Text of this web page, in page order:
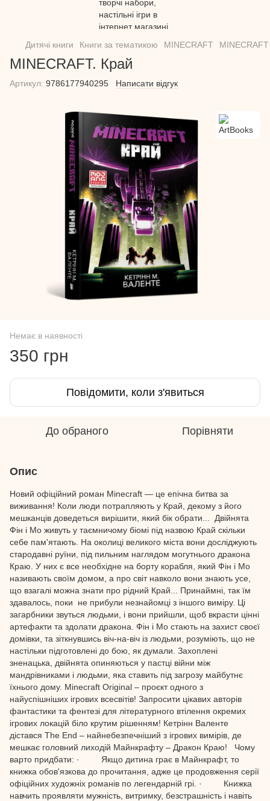
Дитячі книги Книги за тематикою MINECRAFT
MINECRAFT. Край
Артикул: 9786177940295 Написати відгук
Немає в наявності
350 грн
Повідомити, коли з'явиться
До обраного Порівняти
Опис
Новий офіційний роман Minecraft — це епічна битва за
виживання! Коли люди потрапляють у Край, декому з його
мешканців доведеться вирішити, який бік обрати... Двійнята
Фін і Мо живуть у таємничому біомі під назвою Край скільки
себе пам'ятають. На околиці великого міста вони досліджують
стародавні руїни, під пильним наглядом могутнього дракона
Краю. У них є все необхідне на борту корабля, який Фін і Мо
називають своїм домом, а про світ навколо вони знають усе,
що взагалі можна знати про рідний Край... Принаймні, так їм
здавалось, поки не прибули незнайомці з іншого виміру. Ці
загарбники звуться людьми, і вони прийшли, щоб вкрасти цінні
артефакти та здолати дракона. Фін і Мо стають на захист своєї
домівки, та зіткнувшись віч-на-віч із людьми, розуміють, що не
настільки підготовлені до бою, як думали. Захоплені
зненацька, двійнята опиняються у пастці війни між
мандрівниками і людьми, яка ставить під загрозу майбутнє
їхнього дому. Minеcraft Original – проєкт одного з
найуспішніших ігрових всесвітів! Запросити цікавих авторів
фантастики та фентезі для літературного втілення окремих
ігрових локацій біло крутим рішенням! Кетрінн Валенте
дістався The End – найнебезпечніший з ігрових вимірів, де
мешкає головний лиходій Майнкрафту – Дракон Краю! Чому
варто придбати: · Якщо дитина грає в Майнкрафт, то
книжка обов'язкова до прочитання, адже це продовження серії
офіційних художніх романів по легендарній грі. · Книжка
навчить проявляти мужність, витримку, безстрашність і навіть